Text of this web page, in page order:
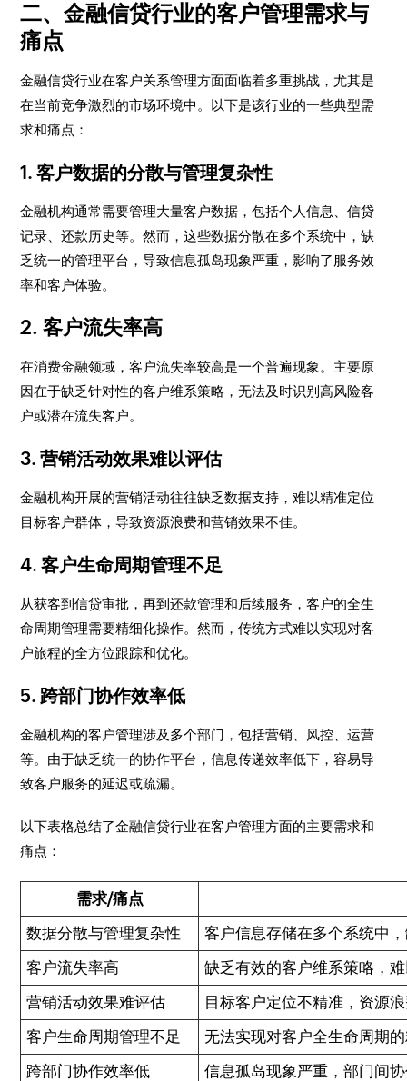
二、金融信贷行业的客户管理需求与
痛点
金融信贷行业在客户关系管理方面面临着多重挑战，尤其是
在当前竞争激烈的市场环境中。以下是该行业的一些典型需
求和痛点：
1.客户数据的分散与管理复杂性
金融机构通常需要管理大量客户数据，包括个人信息、信贷
记录、还款历史等。然而，这些数据分散在多个系统中，缺
乏统一的管理平台，导致信息孤岛现象严重，影响了服务效
率和客户体验。
2.客户流失率高
在消费金融领域，客户流失率较高是一个普遍现象。主要原
因在于缺乏针对性的客户维系策略，无法及时识别高风险客
户或潜在流失客户。
3.营销活动效果难以评估
金融机构开展的营销活动往往缺乏数据支持，难以精准定位
目标客户群体，导致资源浪费和营销效果不佳。
4.客户生命周期管理不足
从获客到信贷审批，再到还款管理和后续服务，客户的全生
命周期管理需要精细化操作。然而，传统方式难以实现对客
户旅程的全方位跟踪和优化。
5. 跨部门协作效率低
金融机构的客户管理涉及多个部门，包括营销、风控、运营
等。由于缺乏统一的协作平台，信息传递效率低下，容易导
致客户服务的延迟或疏漏。
以下表格总结了金融信贷行业在客户管理方面的主要需求和
痛点：
需求/痛点
数据分散与管理复杂性
客户信息存储在多个系统中
客户流失率高
缺乏有效的客户维系策略，
营销活动效果难评估
目标客户定位不精准，资源
客户生命周期管理不足
无法实现对客户全生命周期
跨部门协作效率低
信息孤岛现象严重，部门间